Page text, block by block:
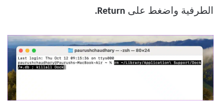
الطرفية واضغط على Return.